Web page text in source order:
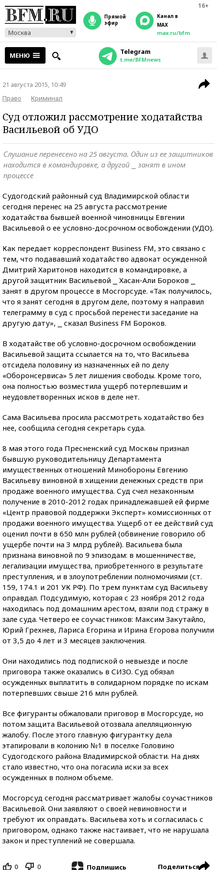
16+
Москва
прямой
эфир
Канал в
MAX
max.ru/bfm
МЕНЮ Telegram
t.me/BFMnews
21 августа 2015, 10:49
Право
Криминал
Суд отложил рассмотрение ходатайства
Васильевой об УДО
Слушание перенесено на 25 августа. Один из ее защитников
находится в командировке, а другой ⎯ занят в ином
процессе
Судогодский районный суд Владимирской области
сегодня перенес на 25 августа рассмотрение
ходатайства бывшей военной чиновницы Евгении
Васильевой о ее условно-досрочном освобождении (УДО).
Как передает корреспондент Business FM, это связано с
тем, что подававший ходатайство адвокат осужденной
Дмитрий Харитонов находится в командировке, а
другой защитник Васильевой ⎯ Хасан-Али Бороков ⎯
занят в другом процессе в Мосгорсуде. «Так получилось,
что я занят сегодня в другом деле, поэтому я направил
телеграмму в суд с просьбой перенести заседание на
другую дату», ⎯ сказал Business FM Бороков.
В ходатайстве об условно-досрочном освобождении
Васильевой защита ссылается на то, что Васильева
отсидела половину из назначенных ей по делу
«Оборонсервиса» 5 лет лишения свободы. Кроме того,
она полностью возместила ущерб потерпевшим и
неудовлетворенных исков в деле нет.
Сама Васильева просила рассмотреть ходатайство без
нее, сообщила сегодня секретарь суда.
8 мая этого года Пресненский суд Москвы признал
бывшую руководительницу Департамента
имущественных отношений Минобороны Евгению
Васильеву виновной в хищении денежных средств при
продаже военного имущества. Суд счел незаконным
получение в 2010-2012 годах принадлежавшей ей фирме
«Центр правовой поддержки Эксперт» комиссионных от
продажи военного имущества. Ущерб от ее действий суд
оценил почти в 650 млн рублей (обвинение говорило об
ущербе почти на 3 млрд рублей). Васильева была
признана виновной по 9 эпизодам: в мошенничестве,
легализации имущества, приобретенного в результате
преступления, и в злоупотреблении полномочиями (ст.
159, 174.1 и 201 УК РФ). По трем пунктам суд Васильеву
оправдал. Подсудимую, которая с 23 ноября 2012 года
находилась под домашним арестом, взяли под стражу в
зале суда. Четверо ее соучастников: Максим Закутайло,
Юрий Грехнев, Лариса Егорина и Ирина Егорова получили
от 3,5 до 4 лет и 3 месяцев заключения.
Они находились под подпиской о невыезде и после
приговора также оказались в СИЗО. Суд обязал
осужденных выплатить в солидарном порядке по искам
потерпевших свыше 216 млн рублей.
Все фигуранты обжаловали приговор в Мосгорсуде, но
потом защита Васильевой отозвала апелляционную
жалобу. После этого главную фигурантку дела
этапировали в колонию №1 в поселке Головино
Судогодского района Владимирской области. На днях
стало известно, что она погасила иски за всех
осужденных в полном объеме.
Мосгорсуд сегодня рассматривает жалобы соучастников
Васильевой. Они заявляют о своей невиновности и
требуют их оправдать. Васильева хоть и согласилась с
приговором, однако также настаивает, что не нарушала
закон и преступлений не совершала.
0 0 Подпишись Поделиться